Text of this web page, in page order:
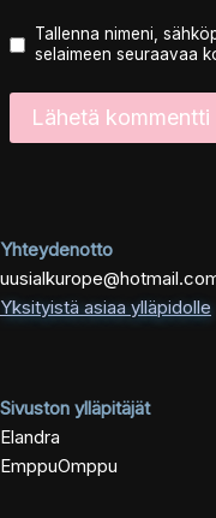
Tallenna nimeni,
selaimeen seuraavaa
Yhteydenotto
Yksityistä asiaa ylläpidolle
Sivuston ylläpitäjät
Elandra
EmppuOmppu